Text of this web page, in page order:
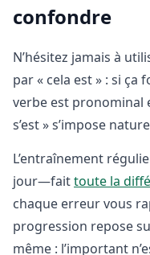
confondre
N’hésitez jamais à
par « cela est » : si ça
verbe est pronominal
s’est » s’impose
L’entraînement
jour—faittoute la
chaque erreur vous
progression repose
même : l’important